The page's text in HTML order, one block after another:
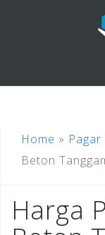
Home »
Beton
Harga